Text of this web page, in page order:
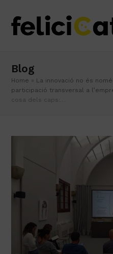
Blog
Home » La innovació no és
participació transversal a
cosa dels caps:…